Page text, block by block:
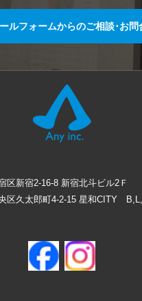
ルフォームからのご相談･お問
区新宿2-16-8 新宿北斗ビル2Ｆ
区久太郎町4-2-15 星和CITY